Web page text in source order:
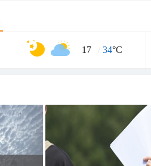
17 / 34°C